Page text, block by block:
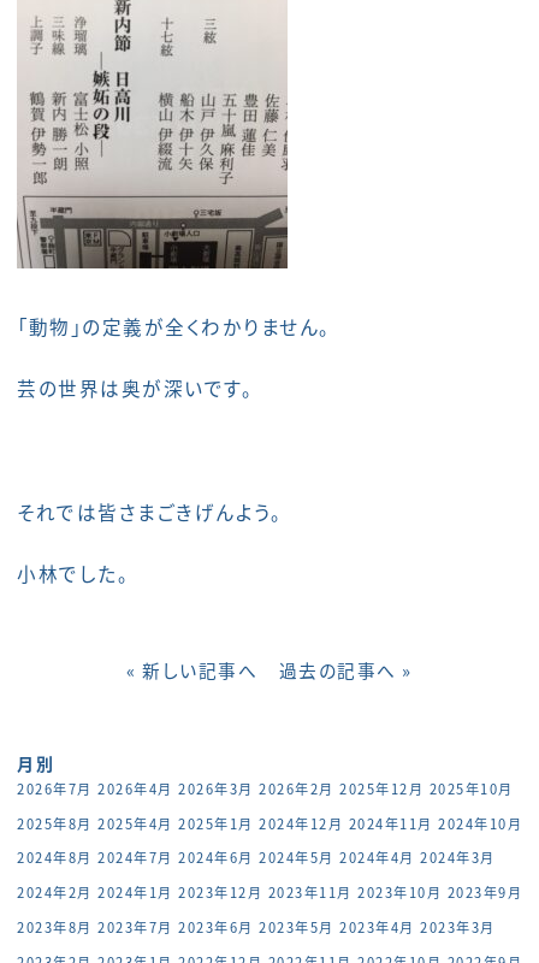
「動物」の定義が全くわかりません。
芸の世界は奥が深いです。
それでは皆さまごきげんよう。
小林でした。
« 新しい記事へ 過去の記事へ »
月別
2026年7月 2026年4月 2026年3月 2026年2月 2025年12月 2025年10月
2025年8月 2025年4月 2025年1月 2024年12月 2024年11月 2024年10月
2024年8月 2024年7月 2024年6月 2024年5月 2024年4月 2024年3月
2024年2月 2024年1月 2023年12月 2023年11月 2023年10月 2023年9月
2023年8月 2023年7月 2023年6月 2023年5月 2023年4月 2023年3月